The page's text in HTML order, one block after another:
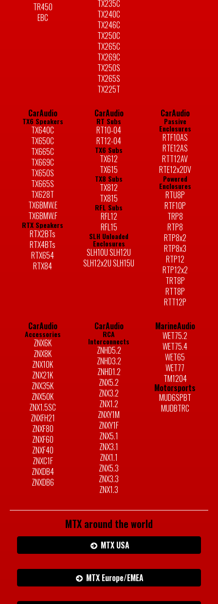
TR450
EBC
TX235C
TX240C
TX246C
TX250C
TX265C
TX269C
TX250S
TX265S
TX225T
CarAudio
TX6 Speakers
TX640C
TX650C
TX665C
TX669C
TX650S
TX665S
TX628T
TX6BMW.E
TX6BMW.F
RTX Speakers
RTX2BTs
RTX4BTs
RTX654
RTX84
CarAudio
RT Subs
RT10-04
RT12-04
TX6 Subs
TX612
TX615
TX8 Subs
TX812
TX815
RFL Subs
RFL12
RFL15
SLH Unloaded
Enclosures
SLH10U SLH12U
SLH12x2U SLH15U
CarAudio
Passive
Enclosures
RTF10AS
RTE12AS
RTT12AV
RTE12x2DV
Powered
Enclosures
RTU8P
RTF10P
TRP8
RTP8
RTP8x2
RTP8x3
RTP12
RTP12x2
TRT8P
RTT8P
RTT12P
CarAudio
Accessories
ZNX6K
ZNX8K
ZNX10K
ZNX21K
ZNX35K
ZNX50K
ZNX1.5SC
ZNXFH21
ZNXF80
ZNXF60
ZNXF40
ZNXC1F
ZNXDB4
ZNXDB6
CarAudio
RCA
Interconnects
ZNHD5.2
ZNHD3.2
ZNHD1.2
ZNX5.2
ZNX3.2
ZNX1.2
ZNXY1M
ZNXY1F
ZNX5.1
ZNX3.1
ZNX1.1
ZNX5.3
ZNX3.3
ZNX1.3
MarineAudio
WET75.2
WET75.4
WET65
WET77
TM1204
Motorsports
MUD6SPBT
MUDBTRC
MTX around the world
MTX USA
MTX Europe/EMEA